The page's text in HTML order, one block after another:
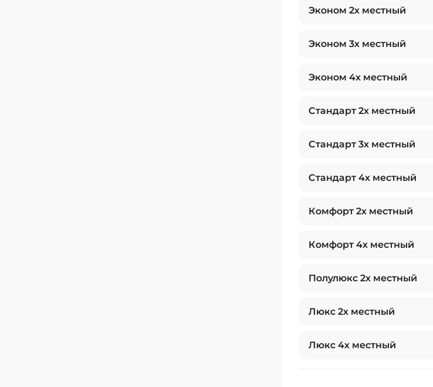
Эконом 2х местный
Эконом 3х местный
Эконом 4х местный
Стандарт 2х местный
Стандарт 3х местный
Стандарт 4х местный
Комфорт 2х местный
Комфорт 4х местный
Полулюкс 2х местный
Люкс 2х местный
Люкс 4х местный